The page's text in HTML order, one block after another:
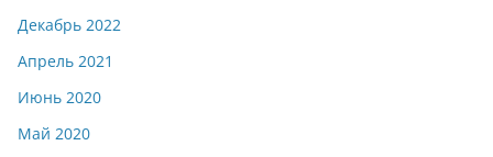
Декабрь 2022
Апрель 2021
Июнь 2020
Май 2020